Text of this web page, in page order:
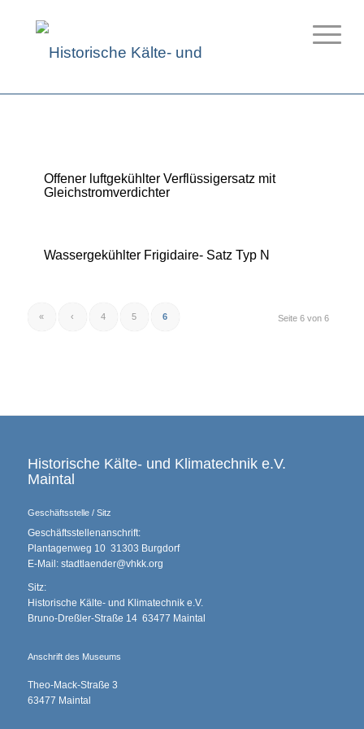
Offener luftgekühlter Verflüssigersatz mit
Gleichstromverdichter
Wassergekühlter Frigidaire- Satz Typ N
Seite 6 von 6
« ‹ 4 5 6
Historische Kälte- und Klimatechnik e.V.
Maintal
Geschäftsstelle / Sitz
Geschäftsstellenanschrift:
Plantagenweg 10 31303 Burgdorf
E-Mail: stadtlaender@vhkk.org
Sitz:
Historische Kälte- und Klimatechnik e.V.
Bruno-Dreßler-Straße 14 63477 Maintal
Anschrift des Museums
Theo-Mack-Straße 3
63477 Maintal